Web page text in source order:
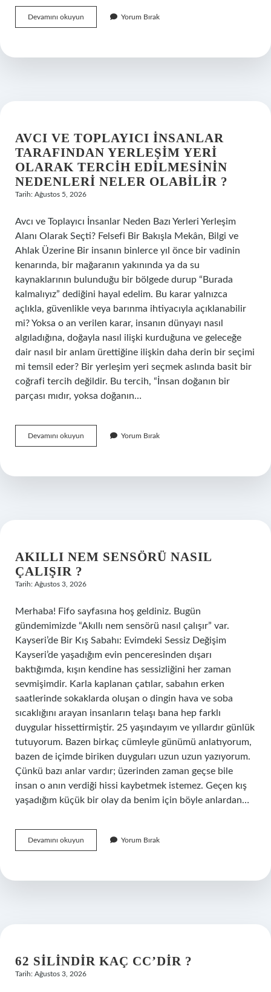
Devamını okuyun
kanamasında
?
Yorum Bırak
AVCI VE TOPLAYICI INSANLAR
TARAFINDAN YERLEŞIM YERI
OLARAK TERCIH EDILMESININ
NEDENLERI NELER OLABILIR ?
Tarih: Ağustos 5, 2026
Avcı ve Toplayıcı İnsanlar Neden Bazı Yerleri Yerleşim
Alanı Olarak Seçti? Felsefi Bir Bakışla Mekân, Bilgi ve
Ahlak Üzerine Bir insanın binlerce yıl önce bir vadinin
kenarında, bir mağaranın yakınında ya da su
kaynaklarının bulunduğu bir bölgede durup “Burada
kalmalıyız” dediğini hayal edelim. Bu karar yalnızca
açlıkla, güvenlikle veya barınma ihtiyacıyla açıklanabilir
mi? Yoksa o an verilen karar, insanın dünyayı nasıl
algıladığına, doğayla nasıl ilişki kurduğuna ve geleceğe
dair nasıl bir anlam ürettiğine ilişkin daha derin bir seçimi
mi temsil eder? Bir yerleşim yeri seçmek aslında basit bir
coğrafi tercih değildir. Bu tercih, “İnsan doğanın bir
parçası mıdır, yoksa doğanın…
Devamını okuyun
ve
tarafından
neler
Yorum Bırak
AKILLI NEM SENSÖRÜ NASIL
ÇALIŞIR ?
Tarih: Ağustos 3, 2026
Merhaba! Fifo sayfasına hoş geldiniz. Bugün
gündemimizde “Akıllı nem sensörü nasıl çalışır” var.
Kayseri’de Bir Kış Sabahı: Evimdeki Sessiz Değişim
Kayseri’de yaşadığım evin penceresinden dışarı
baktığımda, kışın kendine has sessizliğini her zaman
sevmişimdir. Karla kaplanan çatılar, sabahın erken
saatlerinde sokaklarda oluşan o dingin hava ve soba
sıcaklığını arayan insanların telaşı bana hep farklı
duygular hissettirmiştir. 25 yaşındayım ve yıllardır günlük
tutuyorum. Bazen birkaç cümleyle günümü anlatıyorum,
bazen de içimde biriken duyguları uzun uzun yazıyorum.
Çünkü bazı anlar vardır; üzerinden zaman geçse bile
insan o anın verdiği hissi kaybetmek istemez. Geçen kış
yaşadığım küçük bir olay da benim için böyle anlardan…
Devamını okuyun
nem
çalışır
Yorum Bırak
62 SILINDIR KAÇ CC’DIR ?
Tarih: Ağustos 3, 2026